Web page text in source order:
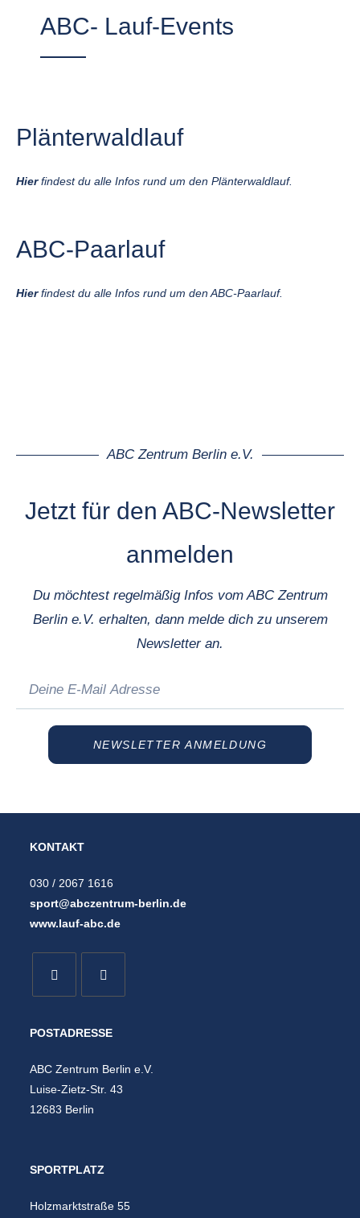
ABC- Lauf-Events
Plänterwaldlauf
Hierfindest du alle Infos rund um den Plänterwaldlauf.
ABC-Paarlauf
Hierfindest du alle Infos rund um den ABC-Paarlauf.
ABC Zentrum Berlin e.V.
Jetzt für den ABC-Newsletter
anmelden
Du möchtest regelmäßig Infos vom ABC Zentrum
Berlin e.V. erhalten, dann melde dich zu unserem
Newsletter an.
NEWSLETTER ANMELDUNG
KONTAKT
030 / 2067 1616
sport@abczentrum-berlin.de
www.lauf-abc.de
POSTADRESSE
ABC Zentrum Berlin e.V.
Luise-Zietz-Str. 43
12683 Berlin
SPORTPLATZ
Holzmarktstraße 55